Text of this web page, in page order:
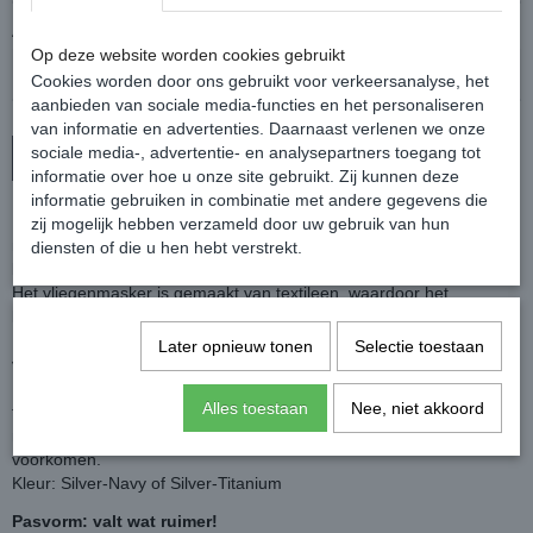
Aantal
In winkelwagen
Het vliegenmasker heeft een buigzame halve plastic ring in het
masker, waardoor deze altijd goed van de ogen van het paard af
Het vliegenmasker is gemaakt van textileen, waardoor het
De bescherming bij de oren is van een zachte stof en heeft
voldoende ruimte.
De neusflap is afneembaar met klittenband en beschermd de neus
tegen vliegen en de zon ( verbranden). Tevens is deze omzoomd
met een zachte rand van fleece om wrijving en schuurplekken te
voorkomen.
Kleur: Silver-Navy of Silver-Titanium
Pasvorm: valt wat ruimer!
Op deze website worden cookies gebruikt
Cookies worden door ons gebruikt voor verkeersanalyse, het
aanbieden van sociale media-functies en het personaliseren
van informatie en advertenties. Daarnaast verlenen we onze
sociale media-, advertentie- en analysepartners toegang tot
informatie over hoe u onze site gebruikt. Zij kunnen deze
informatie gebruiken in combinatie met andere gegevens die
zij mogelijk hebben verzameld door uw gebruik van hun
diensten of die u hen hebt verstrekt.
Later opnieuw tonen Selectie toestaan
Alles toestaan Nee, niet akkoord